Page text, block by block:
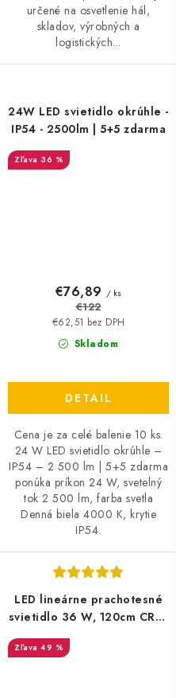
určené na osvetlenie hál,
skladov, výrobných a
logistických...
24W LED svietidlo okrúhle -
IP54 - 2500lm | 5+5 zdarma
36 %
Skladom
€62,51 bez DPH
€76,89 / ks
€122
DETAIL
Cena je za celé balenie 10 ks.
24 W LED svietidlo okrúhle –
IP54 – 2 500 lm | 5+5 zdarma
ponúka príkon 24 W, svetelný
tok 2 500 lm, farba svetla
Denná biela 4000 K, krytie
IP54.
LED lineárne prachotesné
svietidlo 36 W, 120cm CREE
chip, IP65, 4820 lm | 6+6
49 %